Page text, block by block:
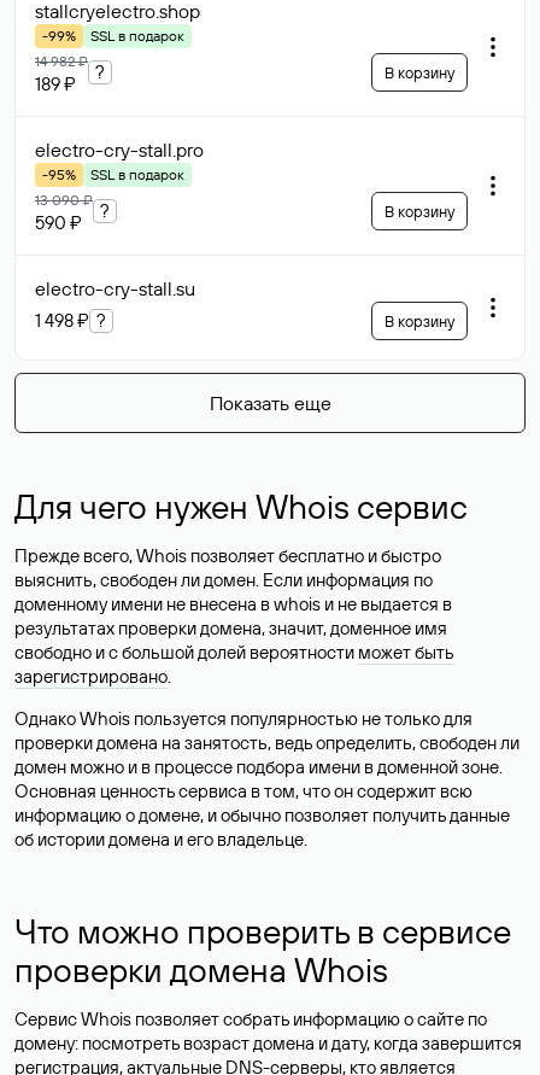
stallcryelectro.shop
-99%
SSL в подарок
14 982 ₽
189 ₽
? В корзину
electro-cry-stall.pro
-95%
SSL в подарок
13 090 ₽
590 ₽
? В корзину
electro-cry-stall.su
1 498 ₽ ? В корзину
Показать еще
Для чего нужен Whois сервис
Прежде всего, Whois позволяет бесплатно и быстро
выяснить, свободен ли домен. Если информация по
доменному имени не внесена в whois и не выдается в
результатах проверки домена, значит, доменное имя
свободно и с большой долей вероятности может быть
зарегистрировано.
Однако Whois пользуется популярностью не только для
проверки домена на занятость, ведь определить, свободен ли
домен можно и в процессе подбора имени в доменной зоне.
Основная ценность сервиса в том, что он содержит всю
информацию о домене, и обычно позволяет получить данные
об истории домена и его владельце.
Что можно проверить в сервисе
проверки домена Whois
Сервис Whois позволяет собрать информацию о сайте по
домену: посмотреть возраст домена и дату, когда завершится
регистрация, актуальные DNS-серверы, кто является